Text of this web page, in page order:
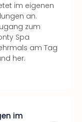
im eigenen
an.
zum
Spa
am Tag
her.
im